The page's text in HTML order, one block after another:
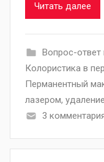
Читать далее
Вопрос-ответ
Колористика в
Перманентный
лазером,
3